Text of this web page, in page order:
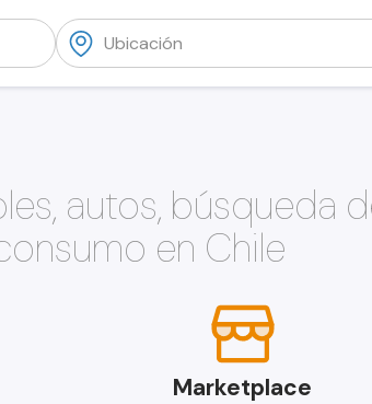
autos, búsqueda
en Chile
Marketplace